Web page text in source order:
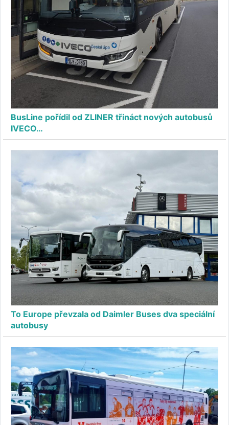
BusLine pořídil od ZLINER třináct nových autobusů
IVECO…
To Europe převzala od Daimler Buses dva speciální
autobusy